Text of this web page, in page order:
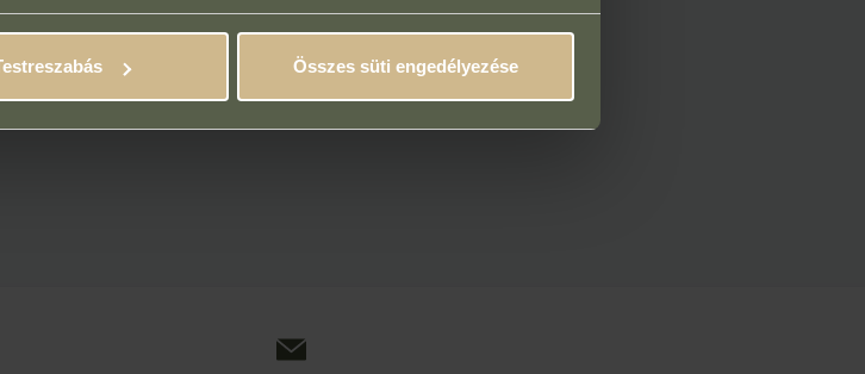
Összes süti engedélyezése